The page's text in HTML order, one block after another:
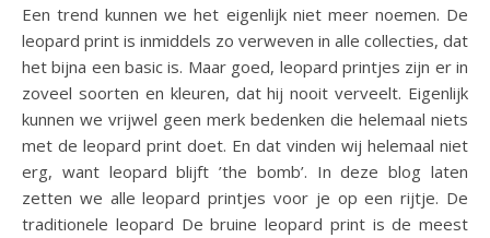
Een trend kunnen we het eigenlijk niet meer noemen. De
leopard print is inmiddels zo verweven in alle collecties, dat
het bijna een basic is. Maar goed, leopard printjes zijn er in
zoveel soorten en kleuren, dat hij nooit verveelt. Eigenlijk
kunnen we vrijwel geen merk bedenken die helemaal niets
met de leopard print doet. En dat vinden wij helemaal niet
erg, want leopard blijft ’the bomb’. In deze blog laten
zetten we alle leopard printjes voor je op een rijtje. De
traditionele leopard De bruine leopard print is de meest